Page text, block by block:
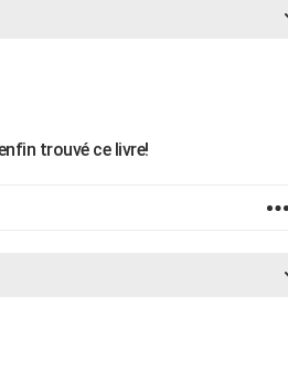
trouvé ce livre!